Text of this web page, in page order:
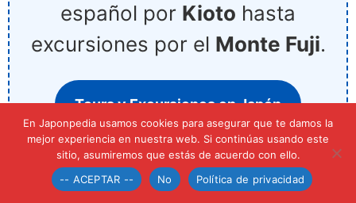
español por Kioto hasta
excursiones por el Monte Fuji.
Tours y Excursiones en Japón
➡️ Opciones según tu
En Japonpedia usamos cookies para asegurar que te damos la
mejor experiencia en nuestra web. Si continúas usando este
sitio, asumiremos que estás de acuerdo con ello.
-- ACEPTAR --
No Política de privacidad